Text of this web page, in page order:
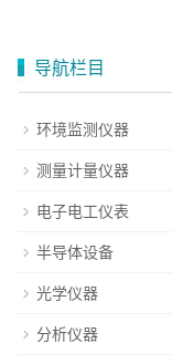
导航栏目
环境监测仪器
测量计量仪器
电子电工仪表
半导体设备
光学仪器
分析仪器